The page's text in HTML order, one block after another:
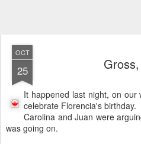
OCT
25
It happened last night, on
celebrate Florencia's birthday.
Carolina and Juan were
was going on.